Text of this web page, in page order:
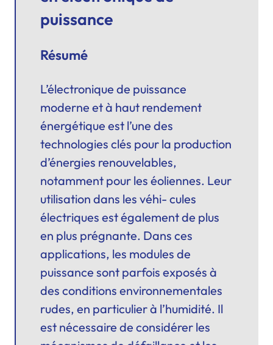
puissance
Résumé
L’électronique de puissance
moderne et à haut rendement
énergétique est l’une des
technologies clés pour la production
d’énergies renouvelables,
notamment pour les éoliennes. Leur
utilisation dans les véhi- cules
électriques est également de plus
en plus prégnante. Dans ces
applications, les modules de
puissance sont parfois exposés à
des conditions environnementales
rudes, en particulier à l’humidité. Il
est nécessaire de considérer les